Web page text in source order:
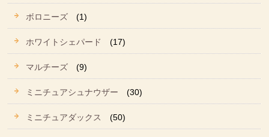
ボロニーズ (1)
ホワイトシェパード (17)
マルチーズ (9)
ミニチュアシュナウザー (30)
ミニチュアダックス (50)